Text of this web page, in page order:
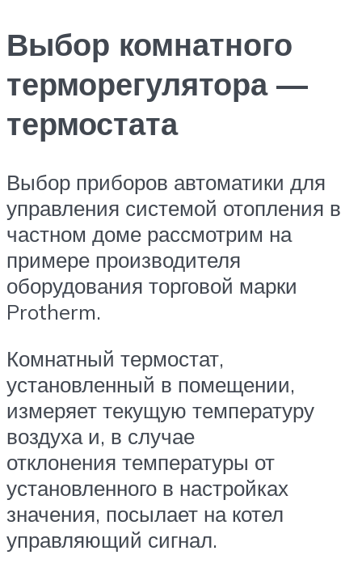
Выбор комнатного
терморегулятора —
термостата
Выбор приборов автоматики для
управления системой отопления в
частном доме рассмотрим на
примере производителя
оборудования торговой марки
Protherm.
Комнатный термостат,
установленный в помещении,
измеряет текущую температуру
воздуха и, в случае
отклонения температуры от
установленного в настройках
значения, посылает на котел
управляющий сигнал.